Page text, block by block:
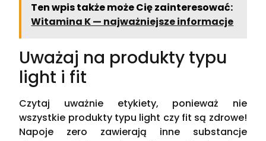
Ten wpis także może Cię zainteresować:
Witamina K — najważniejsze informacje
Uważaj na produkty typu
light i fit
Czytaj uważnie etykiety, ponieważ nie
wszystkie produkty typu light czy fit są zdrowe!
Napoje zero zawierają inne substancje